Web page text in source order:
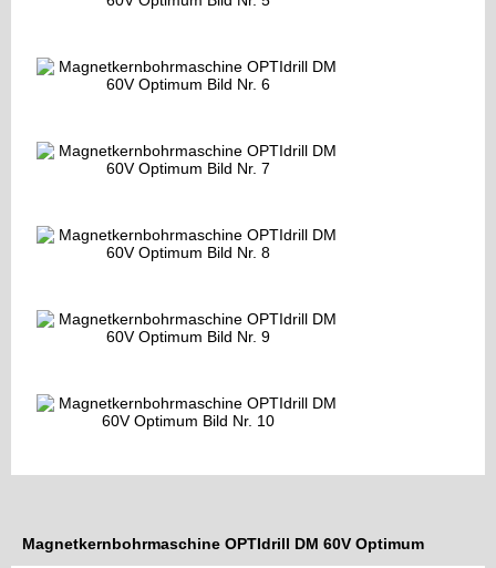
Magnetkernbohrmaschine OPTIdrill DM 60V Optimum